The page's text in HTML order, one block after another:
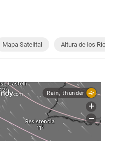
Mapa Satelital Altura de los Ríos